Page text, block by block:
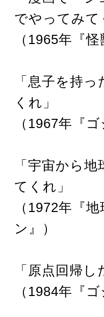
でやってみて
（1965年『怪
「息子を持
くれ」
（1967年『
「宇宙から
てくれ」
（1972年『
ン』）
「原点回帰
（1984年『ゴ